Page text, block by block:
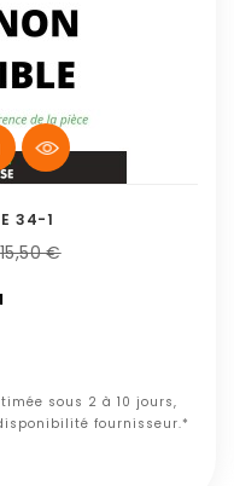
34-1
15,50 €
sous 2 à 10 jours,
fournisseur.*